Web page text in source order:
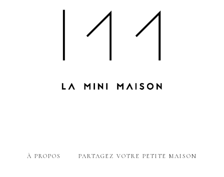
À PROPOS PARTAGEZ VOTRE PETITE MAISON